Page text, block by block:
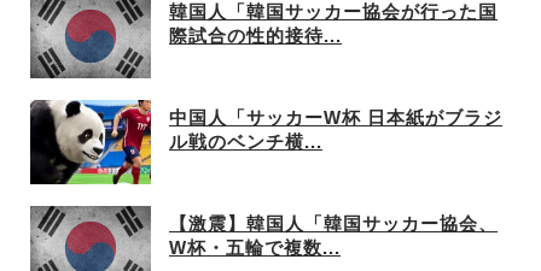
韓国人「韓国サッカー協会が行った国
際試合の性的接待...
中国人「サッカーW杯 日本紙がブラジ
ル戦のベンチ横...
【激震】韓国人「韓国サッカー協会、
W杯・五輪で複数...